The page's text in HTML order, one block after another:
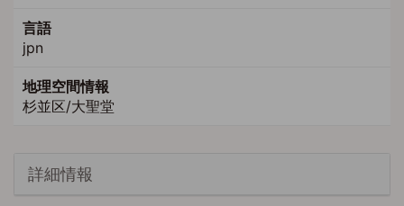
言語
jpn
地理空間情報
杉並区/大聖堂
詳細情報